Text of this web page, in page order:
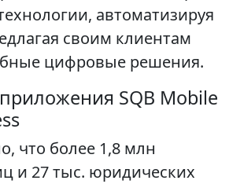
автоматизируя
своим клиентам
цифровые решения.
SQB Mobile
что более 1,8 млн
и 27 тыс. юридических